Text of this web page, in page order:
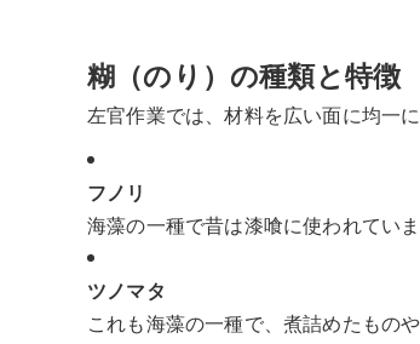
糊（のり）の種類と特徴
左官作業では、材料を広い面に均一
フノリ
海藻の一種で昔は漆喰に使われてい
ツノマタ
これも海藻の一種で、煮詰めたもの